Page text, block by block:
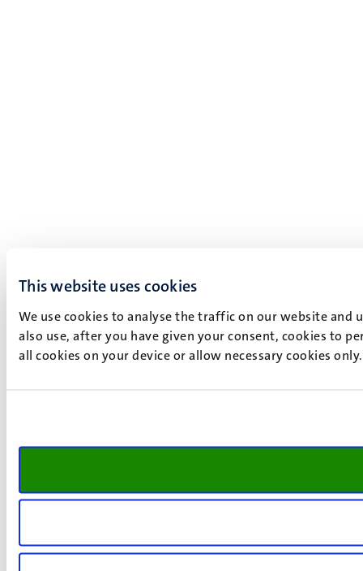
This website uses cookies
We use cookies to analyse the traffic on our website and
also use, after you have given your consent, cookies to
all cookies on your device or allow necessary cookies